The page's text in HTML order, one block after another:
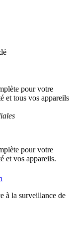
pour votre
et tous vos appareils
pour votre
et vos appareils.
à la surveillance de